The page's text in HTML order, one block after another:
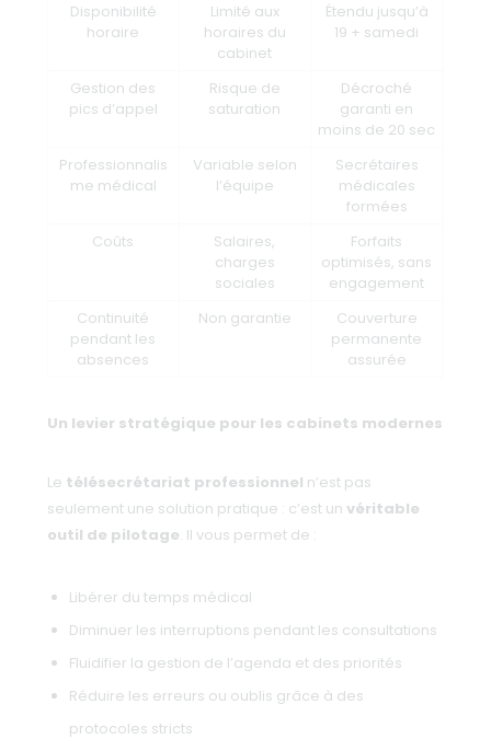
Disponibilité
horaire
Limité aux
horaires du
cabinet
Étendu jusqu’à
19 + samedi
Gestion des
pics d’appel
Risque de
saturation
Décroché
garanti en
moins de 20 sec
Professionnalis
me médical
Variable selon
l’équipe
Secrétaires
médicales
formées
Coûts
Salaires,
charges
sociales
Forfaits
optimisés, sans
engagement
Continuité
pendant les
absences
Non garantie
Couverture
permanente
assurée
Un levier stratégique pour les cabinets modernes
Le télésecrétariat professionnel n’est pas
seulement une solution pratique : c’est un véritable
outil de pilotage. Il vous permet de :
Libérer du temps médical
Diminuer les interruptions pendant les consultations
Fluidifier la gestion de l’agenda et des priorités
Réduire les erreurs ou oublis grâce à des
protocoles stricts